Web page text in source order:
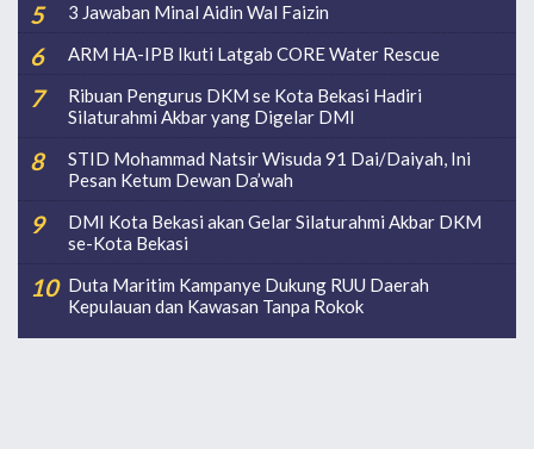
3 Jawaban Minal Aidin Wal Faizin
ARM HA-IPB Ikuti Latgab CORE Water Rescue
Ribuan Pengurus DKM se Kota Bekasi Hadiri
Silaturahmi Akbar yang Digelar DMI
STID Mohammad Natsir Wisuda 91 Dai/Daiyah, Ini
Pesan Ketum Dewan Da’wah
DMI Kota Bekasi akan Gelar Silaturahmi Akbar DKM
se-Kota Bekasi
Duta Maritim Kampanye Dukung RUU Daerah
Kepulauan dan Kawasan Tanpa Rokok